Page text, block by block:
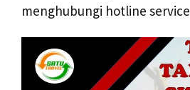
menghubungi hotline service